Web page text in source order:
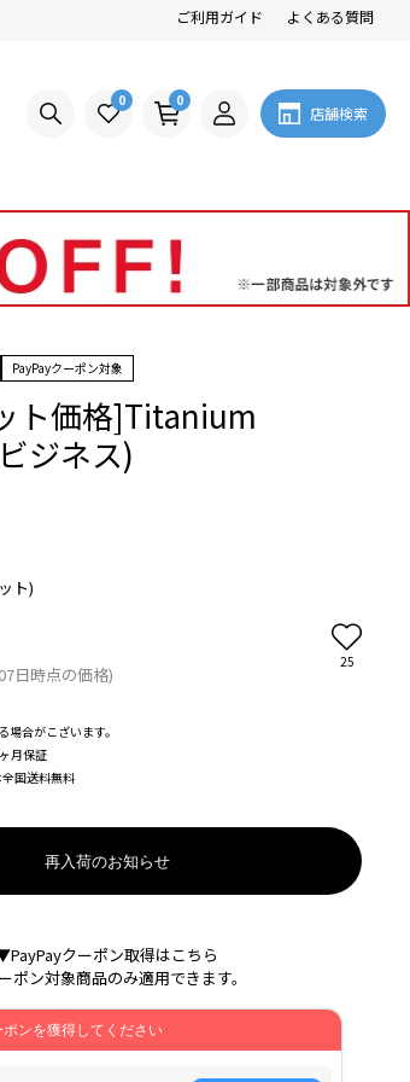
ご利用ガイド よくある質問
0 0
店舗検索
PayPayクーポン対象
ト価格]Titanium
ジネス)
ト)
日時点の価格)
25
合がこざいます。
月保証
国送料無料
再入荷のお知らせ
クーポン取得はこちら
ポン対象商品のみ適用できます。